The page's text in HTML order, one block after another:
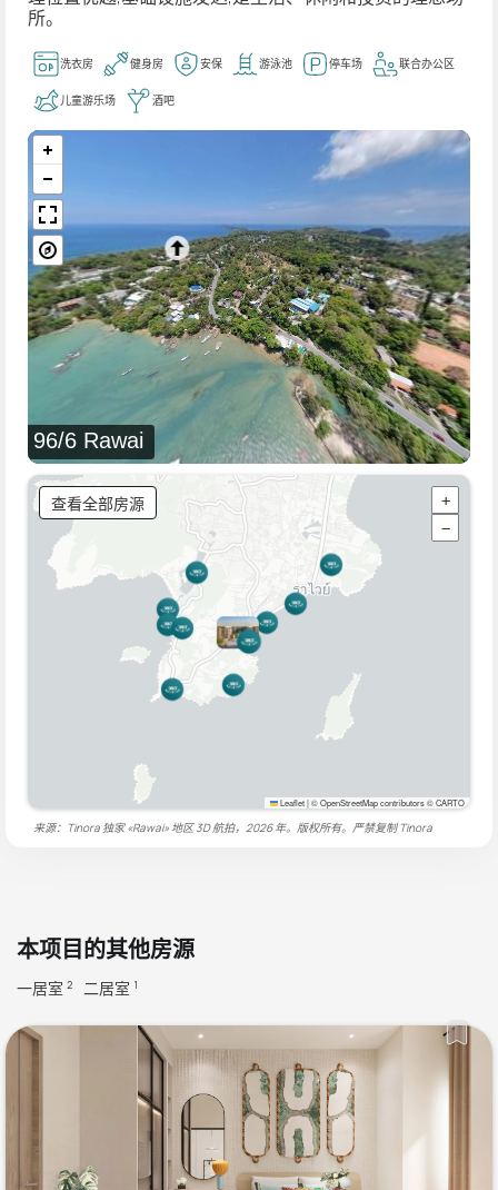
所。
洗衣房 健身房 安保 游泳池 停车场 联合办公区
儿童游乐场 酒吧
96/6 Rawai
查看全部房源
+
−
Leaflet|© OpenStreetMap contributors © CARTO
来源：Tinora 独家 «Rawai» 地区 3D 航拍，2026 年。版权所有。严禁复制Tinora
本项目的其他房源
一居室 2 二居室 1